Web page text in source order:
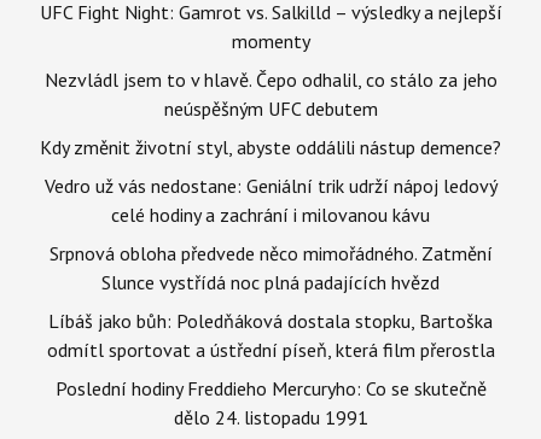
UFC Fight Night: Gamrot vs. Salkilld – výsledky a nejlepší
momenty
Nezvládl jsem to v hlavě. Čepo odhalil, co stálo za jeho
neúspěšným UFC debutem
Kdy změnit životní styl, abyste oddálili nástup demence?
Vedro už vás nedostane: Geniální trik udrží nápoj ledový
celé hodiny a zachrání i milovanou kávu
Srpnová obloha předvede něco mimořádného. Zatmění
Slunce vystřídá noc plná padajících hvězd
Líbáš jako bůh: Poledňáková dostala stopku, Bartoška
odmítl sportovat a ústřední píseň, která film přerostla
Poslední hodiny Freddieho Mercuryho: Co se skutečně
dělo 24. listopadu 1991